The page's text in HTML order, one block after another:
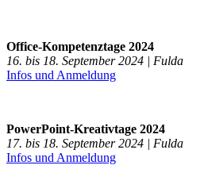
Office-Kompetenztage 2024
16. bis 18. September 2024 | Fulda
Infos und Anmeldung
PowerPoint-Kreativtage 2024
17. bis 18. September 2024 | Fulda
Infos und Anmeldung